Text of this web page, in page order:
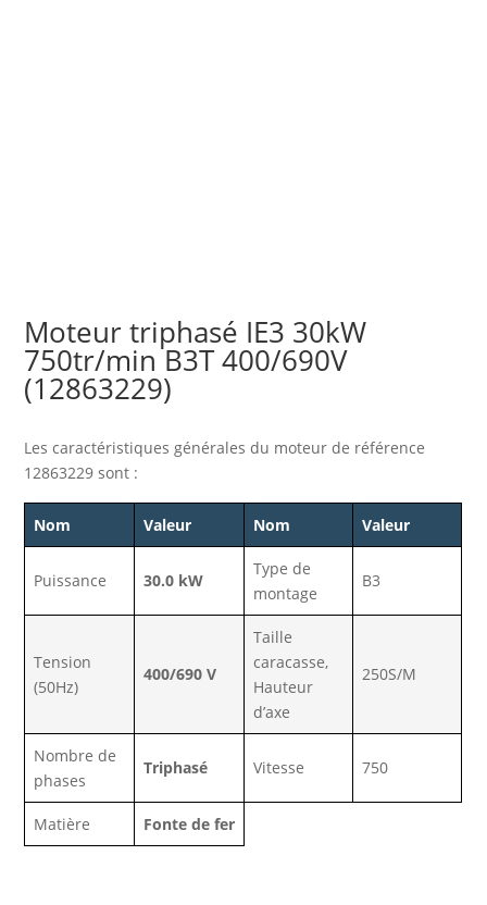
Moteur triphasé IE3 30kW
750tr/min B3T 400/690V
(12863229)
Les caractéristiques générales du moteur de référence
12863229 sont :
Nom Valeur Nom Valeur
Puissance 30.0 kW
Type de
montage
B3
Tension
(50Hz)
400/690 V
Taille
caracasse,
Hauteur
d’axe
250S/M
Nombre de
phases
Triphasé Vitesse 750
Matière Fonte de fer